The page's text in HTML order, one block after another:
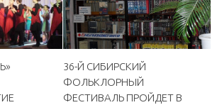
36-Й СИБИРСКИЙ
ФОЛЬКЛОРНЫЙ
ФЕСТИВАЛЬ ПРОЙДЕТ В